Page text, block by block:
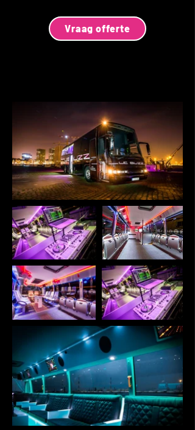
Vraag offerte